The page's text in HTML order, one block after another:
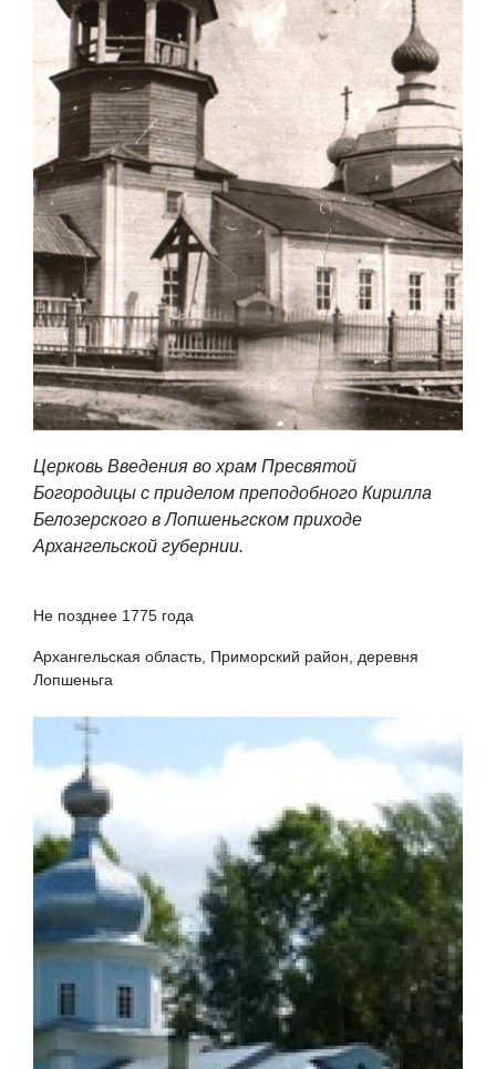
Церковь Введения во храм Пресвятой
Богородицы с приделом преподобного Кирилла
Белозерского в Лопшеньгском приходе
Архангельской губернии.
Не позднее 1775 года
Архангельская область, Приморский район, деревня
Лопшеньга